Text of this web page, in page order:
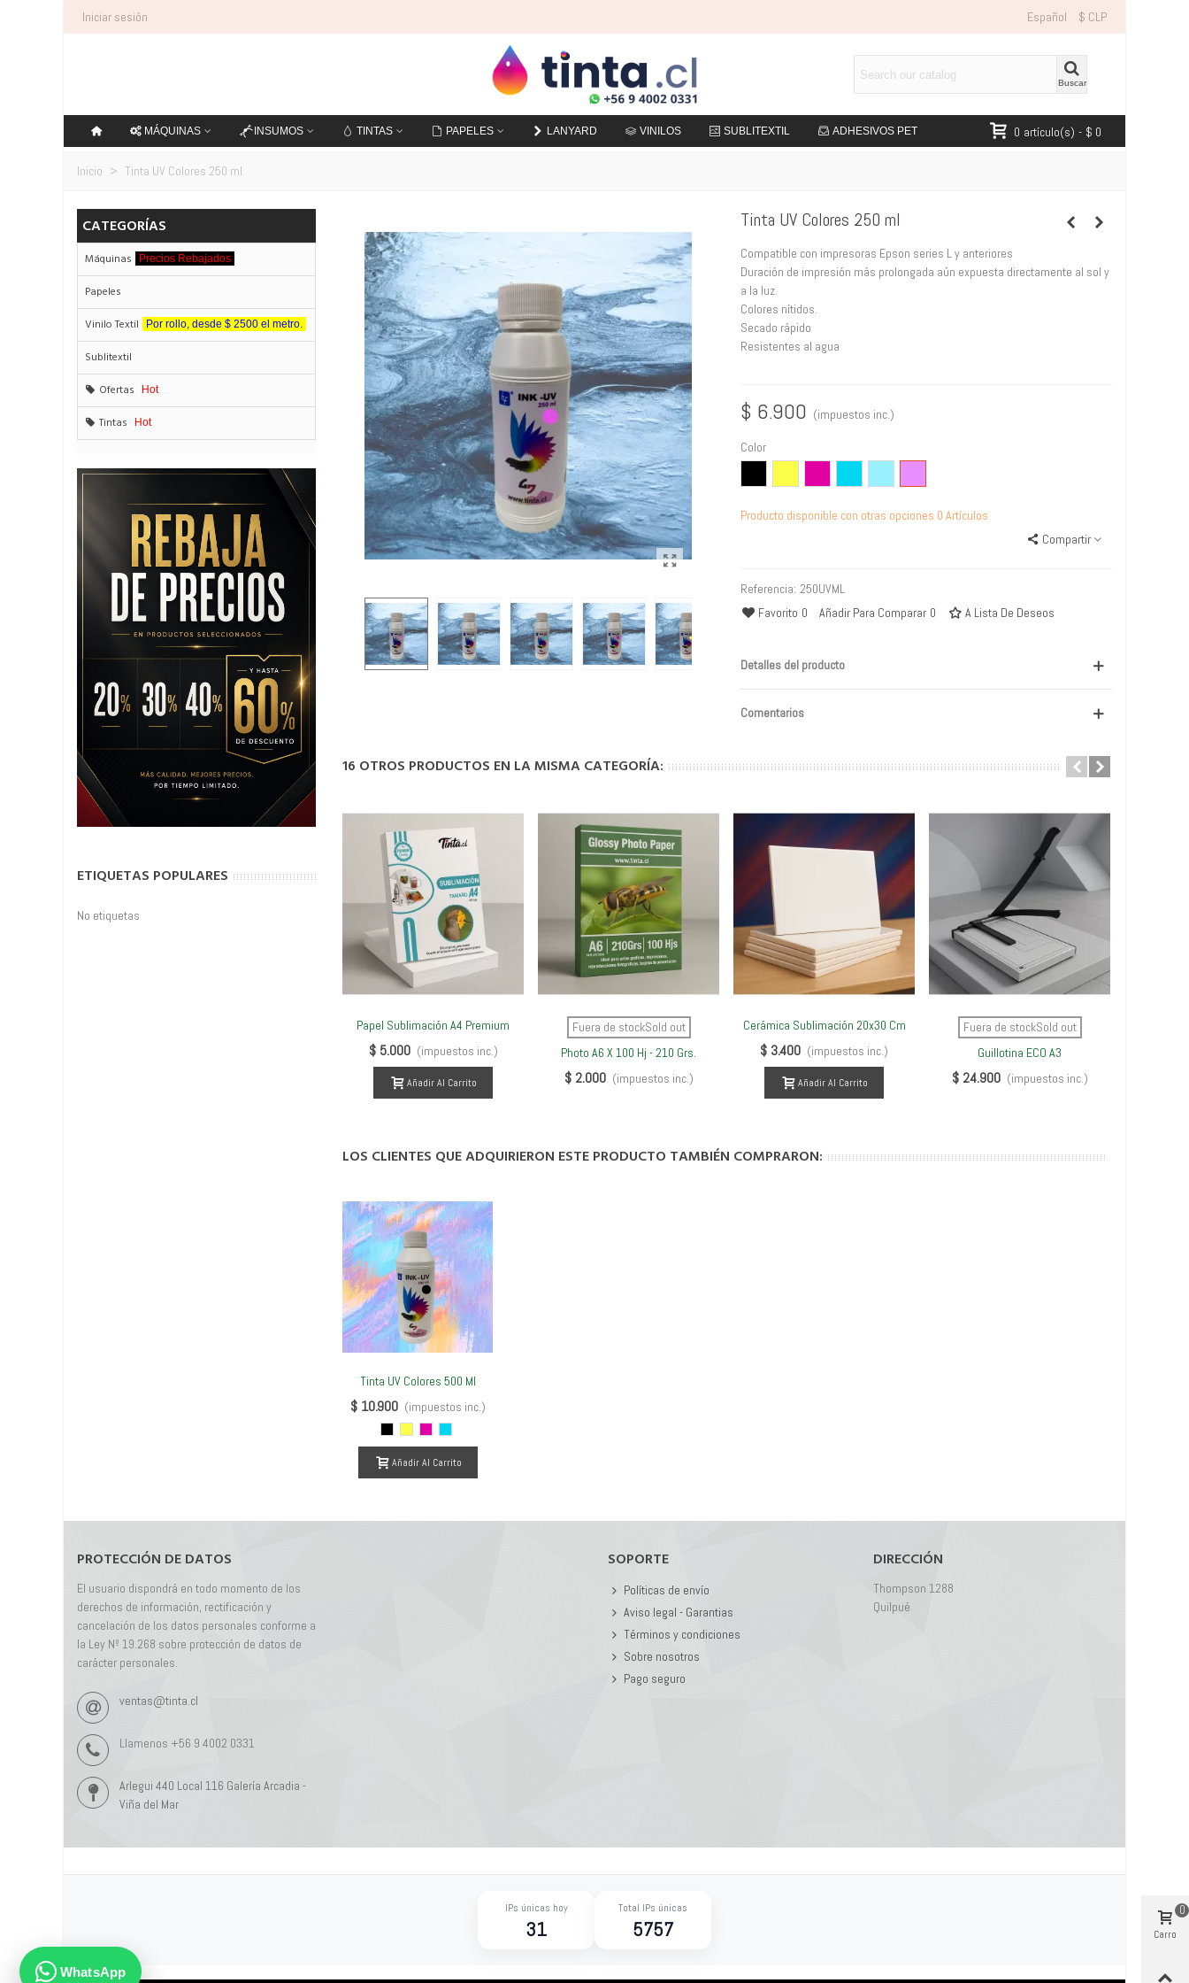
Iniciar sesión Español $ CLP
Buscar
MÁQUINAS INSUMOS TINTAS PAPELES LANYARD VINILOS SUBLITEXTIL ADHESIVOS PET 0 artículo(s) - $ 0
Inicio > Tinta UV Colores 250 ml
CATEGORÍAS
Máquinas Precios Rebajados
Papeles
Vinilo Textil
Por rollo, desde $ 2500 el metro.
Sublitextil
Ofertas
Hot
Tintas Hot
ETIQUETAS POPULARES
No etiquetas
Tinta UV Colores 250 ml
Compatible con impresoras Epson series L y anteriores
Duración de impresión más prolongada aún expuesta directamente al sol y
a la luz.
Colores nítidos.
Secado rápido
Resistentes al agua
$ 6.900 (impuestos inc.)
Color
Light Light
Producto disponible con otras opciones 0 Artículos
Compartir
Referencia: 250UVML
Favorito 0 Añadir Para Comparar 0 A Lista De Deseos
Detalles del producto
Comentarios
16 OTROS PRODUCTOS EN LA MISMA CATEGORÍA:
Ver Más
Papel Sublimación A4 Premium
$ 5.000 (impuestos inc.)
Añadir Al Carrito
Ver Más
Fuera de stockSold out
Photo A6 X 100 Hj - 210 Grs.
$ 2.000 (impuestos inc.)
Ver Más
Cerámica Sublimación 20x30 Cm
$ 3.400 (impuestos inc.)
Añadir Al Carrito
Ver Más
Fuera de stockSold out
Guillotina ECO A3
$ 24.900 (impuestos inc.)
LOS CLIENTES QUE ADQUIRIERON ESTE PRODUCTO TAMBIÉN COMPRARON:
Ver Más
Tinta UV Colores 500 Ml
$ 10.900 (impuestos inc.)
NegroAmarillo
Magenta
Cyan
Añadir Al Carrito
PROTECCIÓN DE DATOS
El usuario dispondrá en todo momento de los
derechos de información, rectificación y
cancelación de los datos personales conforme a
la Ley Nº 19.268 sobre protección de datos de
carácter personales.
ventas@tinta.cl
Llamenos +56 9 4002 0331
Arlegui 440 Local 116 Galería Arcadia -
Viña del Mar
SOPORTE
Políticas de envío
Aviso legal - Garantias
Términos y condiciones
Sobre nosotros
Pago seguro
DIRECCIÓN
Thompson 1288
Quilpué
IPs únicas hoy
31
Total IPs únicas
5757
WhatsApp
Carro
0